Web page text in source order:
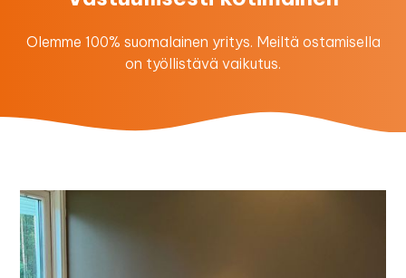
Olemme 100% suomalainen yritys. Meiltä ostamisella
on työllistävä vaikutus.